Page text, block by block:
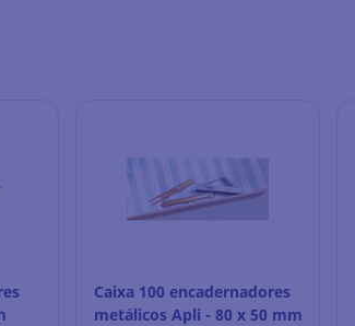
Caixa 100 encadernadores
metálicos Apli - 80 x 50 mm